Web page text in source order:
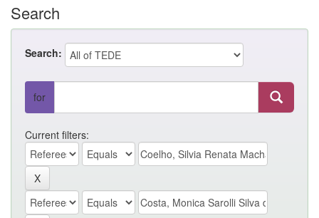
Search
Search:
for
Current filters: